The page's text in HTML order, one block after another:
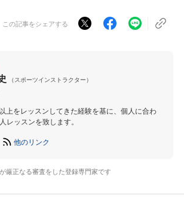
この記事をシェアする
（スポーツインストラクター）
上をレッスンしてきた経験を基に、個人に合わ
レッスンを致します。
他のリンク
厳正なる審査をした登録専門家です